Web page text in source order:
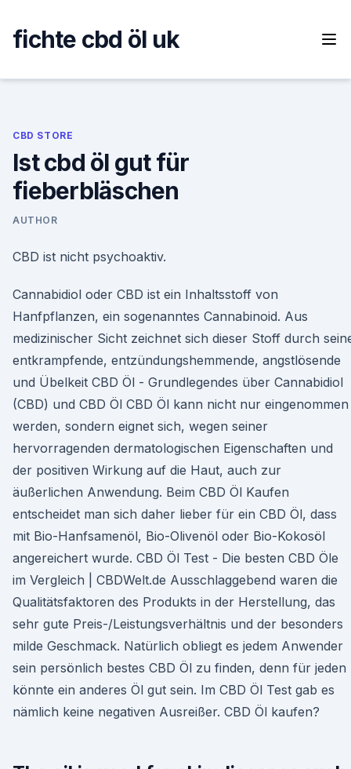
content
fichte cbd öl uk
CBD STORE
Ist cbd öl gut für
fieberbläschen
AUTHOR
CBD ist nicht psychoaktiv.
Cannabidiol oder CBD ist ein Inhaltsstoff von
Hanfpflanzen, ein sogenanntes Cannabinoid. Aus
medizinischer Sicht zeichnet sich dieser Stoff durch
entkrampfende, entzündungshemmende, angstlösende
und Übelkeit CBD Öl - Grundlegendes über Cannabidiol
(CBD) und CBD Öl CBD Öl kann nicht nur eingenommen
werden, sondern eignet sich, wegen seiner
hervorragenden dermatologischen Eigenschaften und
der positiven Wirkung auf die Haut, auch zur
äußerlichen Anwendung. Beim CBD Öl Kaufen
entscheidet man sich daher lieber für ein CBD Öl, dass
mit Bio-Hanfsamenöl, Bio-Olivenöl oder Bio-Kokosöl
angereichert wurde. CBD Öl Test - Die besten CBD Öle
im Vergleich | CBDWelt.de Ausschlaggebend waren die
Qualitätsfaktoren des Produkts in der Herstellung, das
sehr gute Preis-/Leistungsverhältnis und der besonders
milde Geschmack. Natürlich obliegt es jedem Anwender
sein persönlich bestes CBD Öl zu finden, denn für jeden
könnte ein anderes Öl gut sein. Im CBD Öl Test gab es
nämlich keine negativen Ausreißer. CBD Öl kaufen?